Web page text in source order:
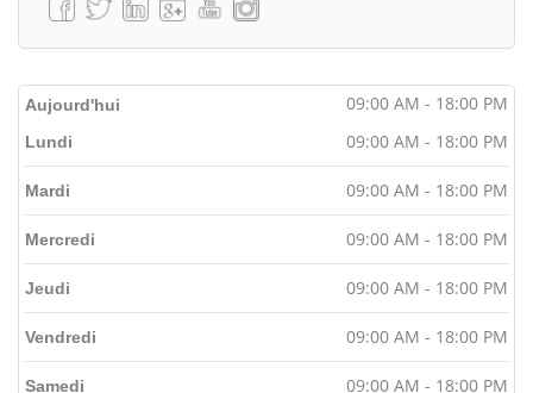
Aujourd'hui 09:00 AM - 18:00 PM
Lundi 09:00 AM - 18:00 PM
Mardi 09:00 AM - 18:00 PM
Mercredi 09:00 AM - 18:00 PM
Jeudi 09:00 AM - 18:00 PM
Vendredi 09:00 AM - 18:00 PM
Samedi 09:00 AM - 18:00 PM